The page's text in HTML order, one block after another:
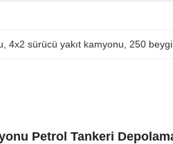
, 4x2 sürücü yakıt kamyonu 250
Petrol Tankeri